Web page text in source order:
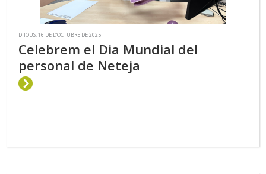
DIJOUS, 16 DE D’OCTUBRE DE 2025
Celebrem el Dia Mundial del
personal de Neteja